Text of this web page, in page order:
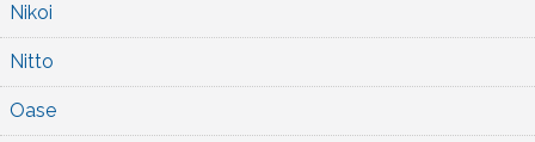
Nikoi
Nitto
Oase